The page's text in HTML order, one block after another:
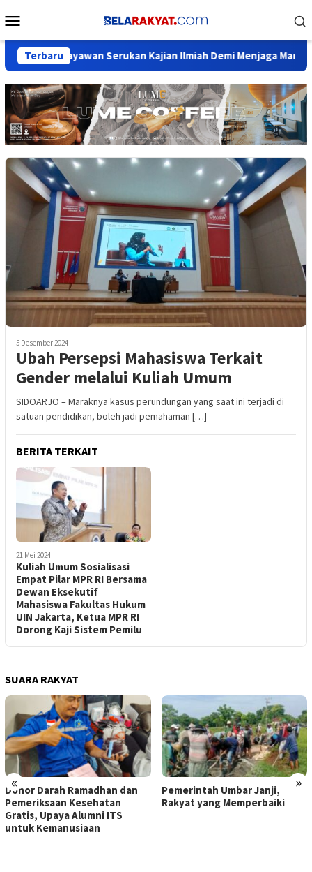
ke
Mobile
TerbaruSerukan Kajian Ilmiah Demi Menjaga Marwah
5 Desember 2024
Ubah Persepsi Mahasiswa Terkait
Gender melalui Kuliah Umum
SIDOARJO – Maraknya kasus perundungan yang saat ini terjadi di
satuan pendidikan, boleh jadi pemahaman […]
BERITA TERKAIT
21 Mei 2024
Kuliah Umum Sosialisasi
Empat Pilar MPR RI Bersama
Dewan Eksekutif
Mahasiswa Fakultas Hukum
UIN Jakarta, Ketua MPR RI
Dorong Kaji Sistem Pemilu
SUARA RAKYAT
« »
Donor Darah Ramadhan dan
Pemeriksaan Kesehatan
Gratis, Upaya Alumni ITS
untuk Kemanusiaan
Pemerintah Umbar Janji,
Rakyat yang Memperbaiki